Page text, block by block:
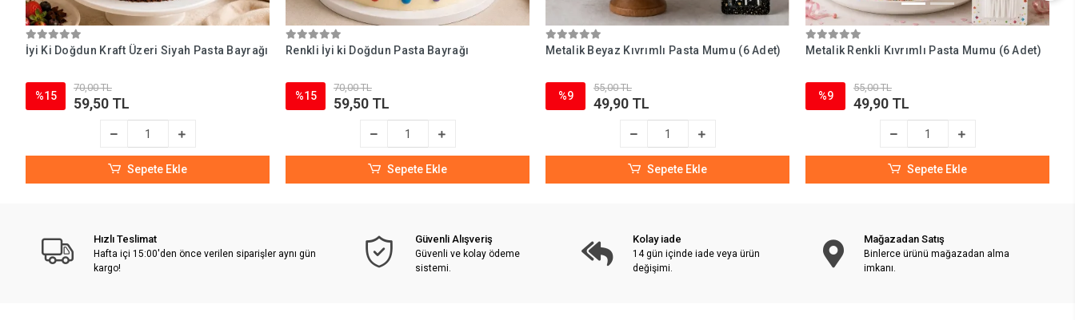
İyi Ki Doğdun Kraft Üzeri Siyah Pasta Bayrağı
%15
70,00 TL
59,50 TL
Sepete Ekle
Renkli İyi ki Doğdun Pasta Bayrağı
%15
70,00 TL
59,50 TL
Sepete Ekle
Metalik Beyaz Kıvrımlı Pasta Mumu (6 Adet)
%9
55,00 TL
49,90 TL
Sepete Ekle
Metalik Renkli Kıvrımlı Pasta Mumu (6 Adet)
%9
55,00 TL
49,90 TL
Sepete Ekle
Hızlı Teslimat
Hafta içi 15:00'den önce verilen siparişler aynı gün
kargo!
Güvenli Alışveriş
Güvenli ve kolay ödeme
sistemi.
Kolay iade
14 gün içinde iade veya ürün
değişimi.
Mağazadan Satış
Binlerce ürünü mağazadan alma
imkanı.